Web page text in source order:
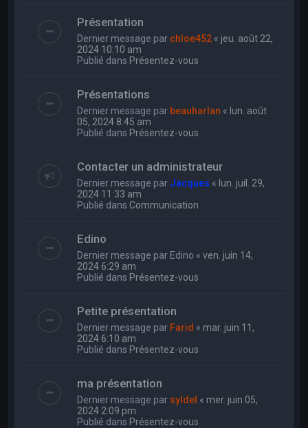
Présentation
Dernier message par chloe452 « jeu. août 22,
2024 10:10 am
Publié dans Présentez-vous
Présentations
Dernier message par beauharlan « lun. août
05, 2024 8:45 am
Publié dans Présentez-vous
Contacter un administrateur
Dernier message par Jacques « lun. juil. 29,
2024 11:33 am
Publié dans Communication
Edino
Dernier message par Edino «ven. juin 14,
2024 6:29 am
Publié dans Présentez-vous
Petite présentation
Dernier message par Farid « mar. juin 11,
2024 6:10 am
Publié dans Présentez-vous
ma présentation
Dernier message par syldel « mer. juin 05,
2024 2:09 pm
Publié dans Présentez-vous